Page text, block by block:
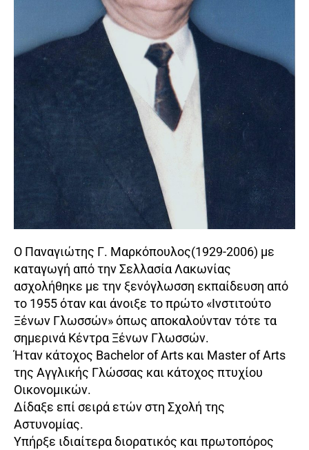
Ο Παναγιώτης Γ. Μαρκόπουλος(1929-2006) με
καταγωγή από την Σελλασία Λακωνίας
ασχολήθηκε με την ξενόγλωσση εκπαίδευση από
το 1955 όταν και άνοιξε το πρώτο «Ινστιτούτο
Ξένων Γλωσσών» όπως αποκαλούνταν τότε τα
σημερινά Κέντρα Ξένων Γλωσσών.
Ήταν κάτοχος Bachelor of Arts και Master of Arts
της Αγγλικής Γλώσσας και κάτοχος πτυχίου
Οικονομικών.
Δίδαξε επί σειρά ετών στη Σχολή της
Αστυνομίας.
Υπήρξε ιδιαίτερα διορατικός και πρωτοπόρος